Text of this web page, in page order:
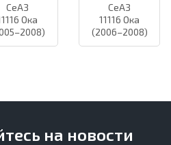
СеАЗ
Ока
СеАЗ
11116 Ока
(2006–2008)
на новости